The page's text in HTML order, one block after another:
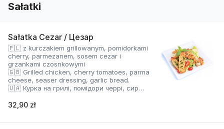
Sałatki
Sałatka Cezar / Цезар
🇵🇱 z kurczakiem grillowanym, pomidorkami
cherry, parmezanem, sosem cezar i
grzankami czosnkowymi
🇬🇧 Grilled chicken, cherry tomatoes, parma
cheese, seaser dressing, garlic bread.
🇺🇦 Курка на грилі, помідори черрі, сир
32,90 zł